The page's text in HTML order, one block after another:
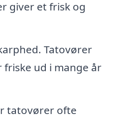
giver et frisk og
Tatovører
ud i mange år
tatovører ofte